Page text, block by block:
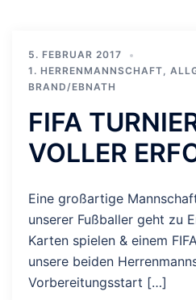
5. FEBRUAR 2017
1. HERRENMANNSCHAFT,
BRAND/EBNATH
FIFA
VOLLER
Eine großartige
unserer Fußballer geht zu
Karten spielen & einem
unsere beiden
Vorbereitungsstart […]